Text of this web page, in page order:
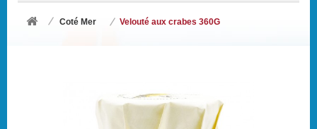
Coté Mer Velouté aux crabes 360G